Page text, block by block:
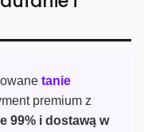
tanie
premium z
99% i dostawą w